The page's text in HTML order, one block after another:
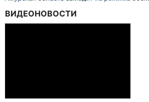
ВИДЕОНОВОСТИ